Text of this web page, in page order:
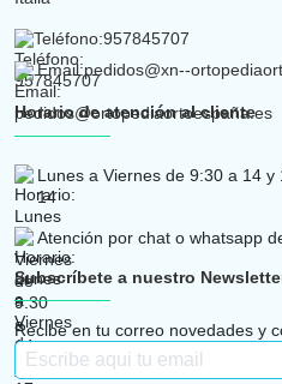
Teléfono:957845707
Email:pedidos@xn--
Horario de atención al cliente
Lunes a Viernes de 9:30 a 14
14
Atención por chat o whatsapp
Subscríbete a nuestro
Recibe en tu correo novedades y